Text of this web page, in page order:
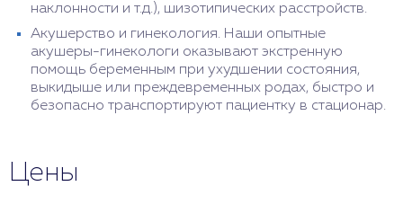
наклонности и т.д.), шизотипических расстройств.
Акушерство и гинекология. Наши опытные
акушеры-гинекологи оказывают экстренную
помощь беременным при ухудшении состояния,
выкидыше или преждевременных родах, быстро и
безопасно транспортируют пациентку в стационар.
Цены